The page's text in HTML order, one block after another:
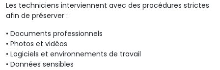
Les techniciens interviennent avec des procédures strictes
afin de préserver :
• Documents professionnels
• Photos et vidéos
• Logiciels et environnements de travail
• Données sensibles